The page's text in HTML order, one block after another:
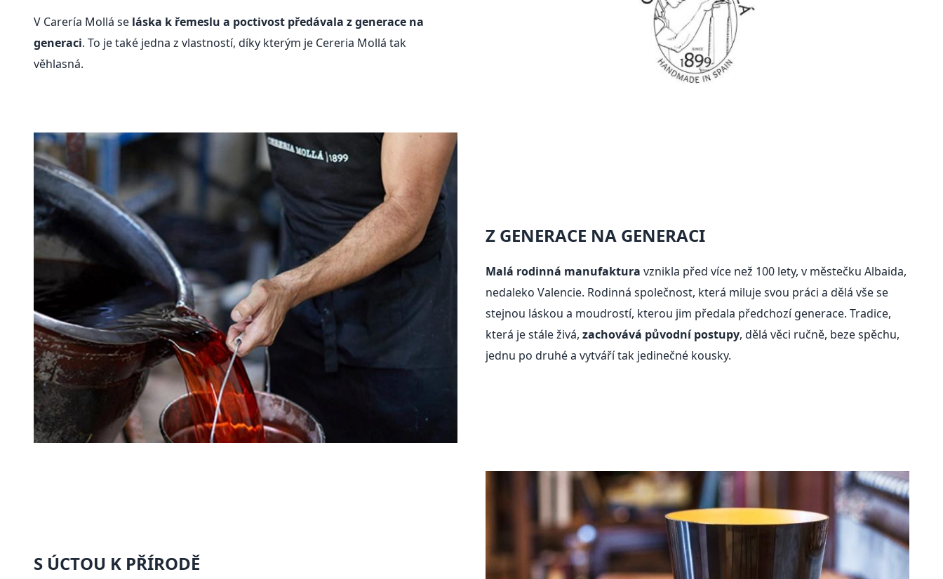
V Carería Mollá se láska k řemeslu a poctivost předávala z generace na
generaci. To je také jedna z vlastností, díky kterým je Cereria Mollá tak
věhlasná.
Z GENERACE NA GENERACI
Malá rodinná manufaktura vznikla před více než 100 lety, v městečku Albaida,
nedaleko Valencie. Rodinná společnost, která miluje svou práci a dělá vše se
stejnou láskou a moudrostí, kterou jim předala předchozí generace. Tradice,
která je stále živá, zachovává původní postupy, dělá věci ručně, beze spěchu,
jednu po druhé a vytváří tak jedinečné kousky.
S ÚCTOU K PŘÍRODĚ